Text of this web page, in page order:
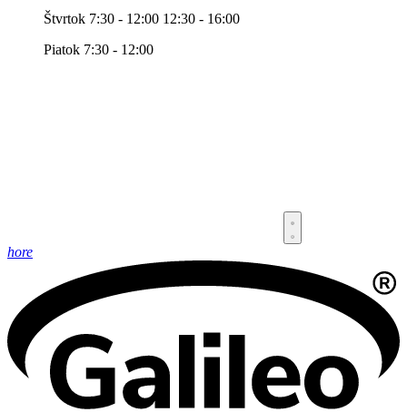
Štvrtok 7:30 - 12:00 12:30 - 16:00
Piatok 7:30 - 12:00
hore